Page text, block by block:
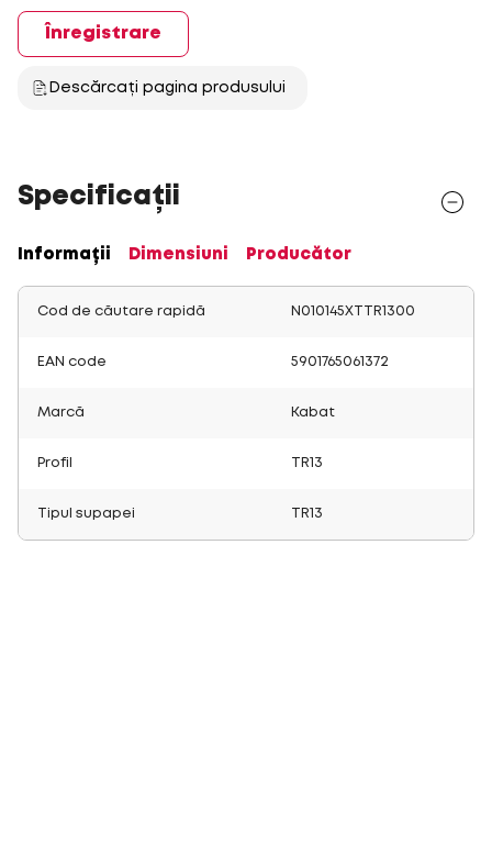
Înregistrare
Descărcați pagina produsului
Specificații
Informații Dimensiuni Producător
Cod de căutare rapidă N010145XTTR1300
EAN code 5901765061372
Marcă Kabat
Profil TR13
Tipul supapei TR13